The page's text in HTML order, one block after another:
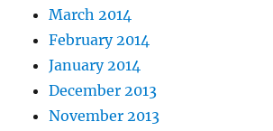
March 2014
February 2014
January 2014
December 2013
November 2013